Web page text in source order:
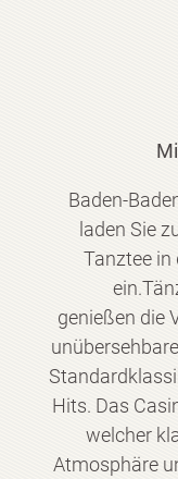
Baden-
laden Sie
Tanztee in
genießen die
Hits. Das
welcher
Atmosphäre